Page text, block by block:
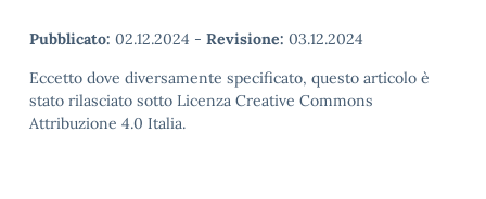
Pubblicato: 02.12.2024 - Revisione: 03.12.2024
Eccetto dove diversamente specificato, questo articolo è
stato rilasciato sotto Licenza Creative Commons
Attribuzione 4.0 Italia.